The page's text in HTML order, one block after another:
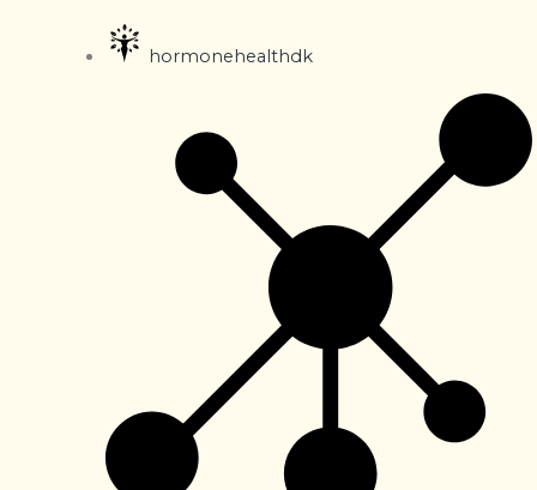
hormonehealthdk